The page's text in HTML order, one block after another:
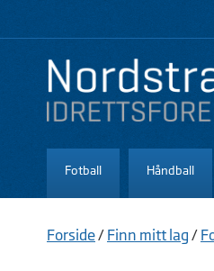
Fotball Håndball
Forside/ Finn mitt lag /